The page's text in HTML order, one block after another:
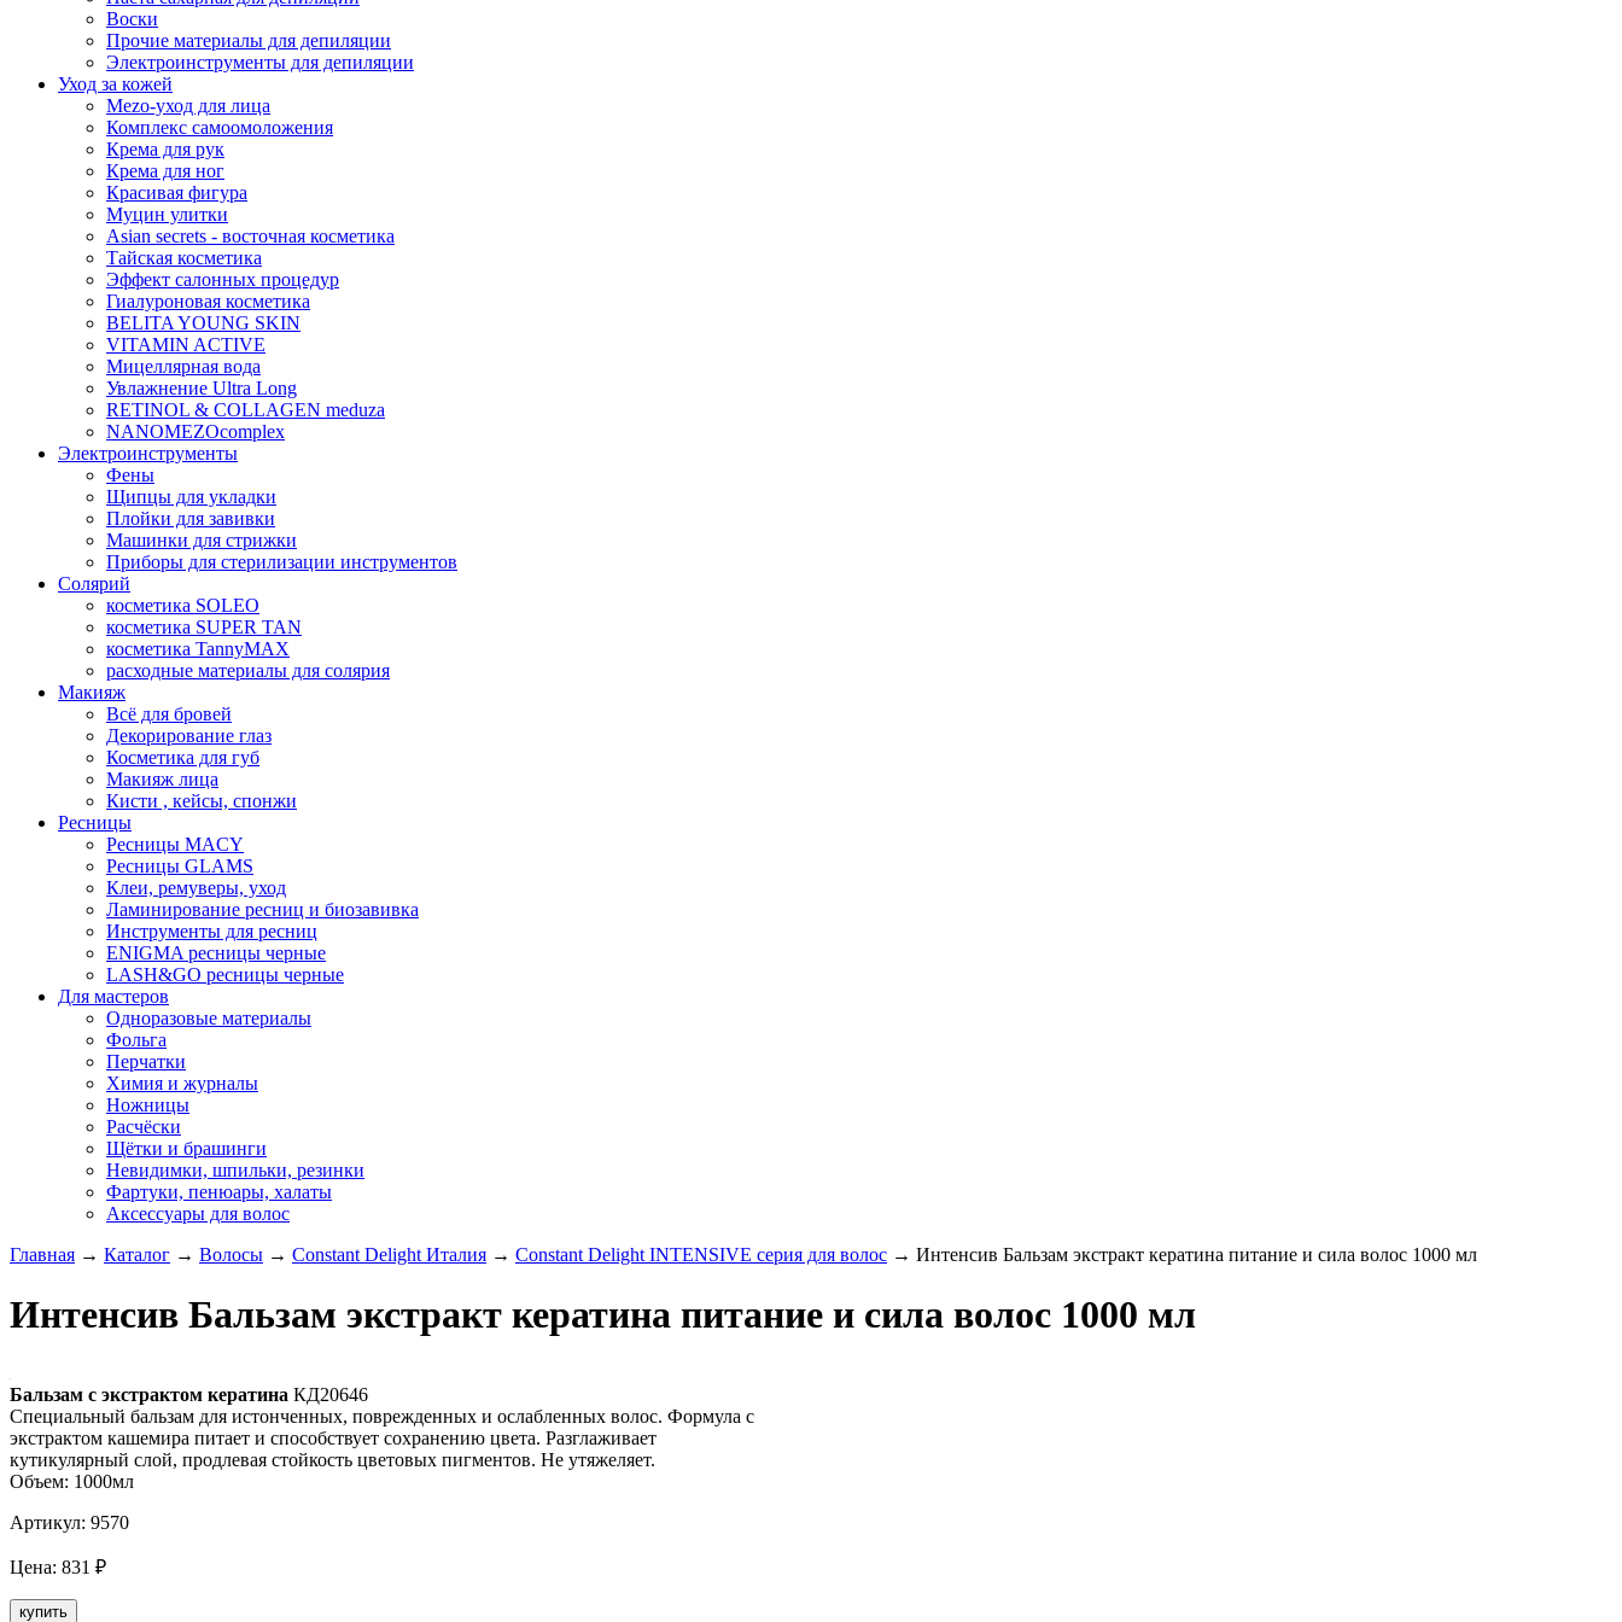
Воски
Прочие материалы для депиляции
Электроинструменты для депиляции
Уход за кожей
Mezo-уход для лица
Комплекс самоомоложения
Крема для рук
Крема для ног
Красивая фигура
Муцин улитки
Asian seсrets - восточная косметика
Тайская косметика
Эффект салонных процедур
Гиалуроновая косметика
BELITA YOUNG SKIN
VITAMIN ACTIVE
Мицеллярная вода
Увлажнение Ultra Long
RETINOL & COLLAGEN meduza
NANOMEZOcomplex
Электроинструменты
Фены
Щипцы для укладки
Плойки для завивки
Машинки для стрижки
Приборы для стерилизации инструментов
Солярий
косметика SOLEO
косметика SUPER TAN
косметика TannyMAX
расходные материалы для солярия
Макияж
Всё для бровей
Декорирование глаз
Косметика для губ
Макияж лица
Кисти , кейсы, спонжи
Ресницы
Ресницы MACY
Ресницы GLAMS
Клеи, ремуверы, уход
Ламинирование ресниц и биозавивка
Инструменты для ресниц
ENIGMA ресницы черные
LASH&GO ресницы черные
Для мастеров
Одноразовые материалы
Фольга
Перчатки
Химия и журналы
Ножницы
Расчёски
Щётки и брашинги
Невидимки, шпильки, резинки
Фартуки, пенюары, халаты
Аксессуары для волос
Главная → Каталог → Волосы → Constant Delight Италия → Constant Delight INTENSIVE серия для волос → Интенсив Бальзам экстракт кератина питание и сила волос 1000 мл
Интенсив Бальзам экстракт кератина питание и сила волос 1000 мл
Бальзам с экстрактом кератина КД20646
Специальный бальзам для истонченных, поврежденных и ослабленных волос. Формула с
экстрактом кашемира питает и способствует сохранению цвета. Разглаживает
кутикулярный слой, продлевая стойкость цветовых пигментов. Не утяжеляет.
Объем: 1000мл
Артикул: 9570
Цена: 831 ₽
купить